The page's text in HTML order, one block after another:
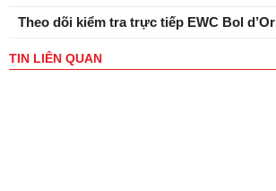
Theo dõi kiểm tra trực tiếp EWC Bol d’Or
TIN LIÊN QUAN